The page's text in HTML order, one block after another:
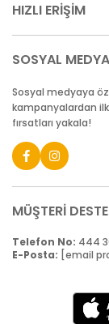
HIZLI ERİŞİM
SOSYAL
Sosyal medyaya
kampanyalardan
fırsatları yakala!
MÜŞTERİ
Telefon No: 444
E-Posta: [email